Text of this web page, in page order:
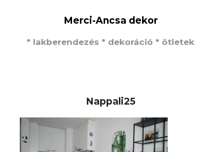
Merci-Ancsa dekor
* lakberendezés * dekoráció * ötletek
Nappali25